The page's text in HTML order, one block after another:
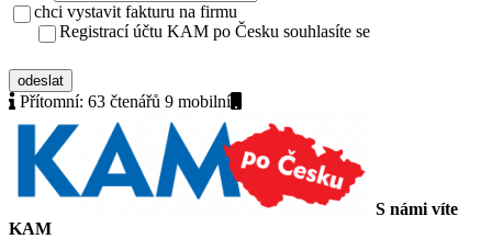
chci vystavit fakturu na firmu
Registrací účtu KAM po Česku souhlasíte se
odeslat
Přítomní: 63 čtenářů 9 mobilní
S námi víte
KAM